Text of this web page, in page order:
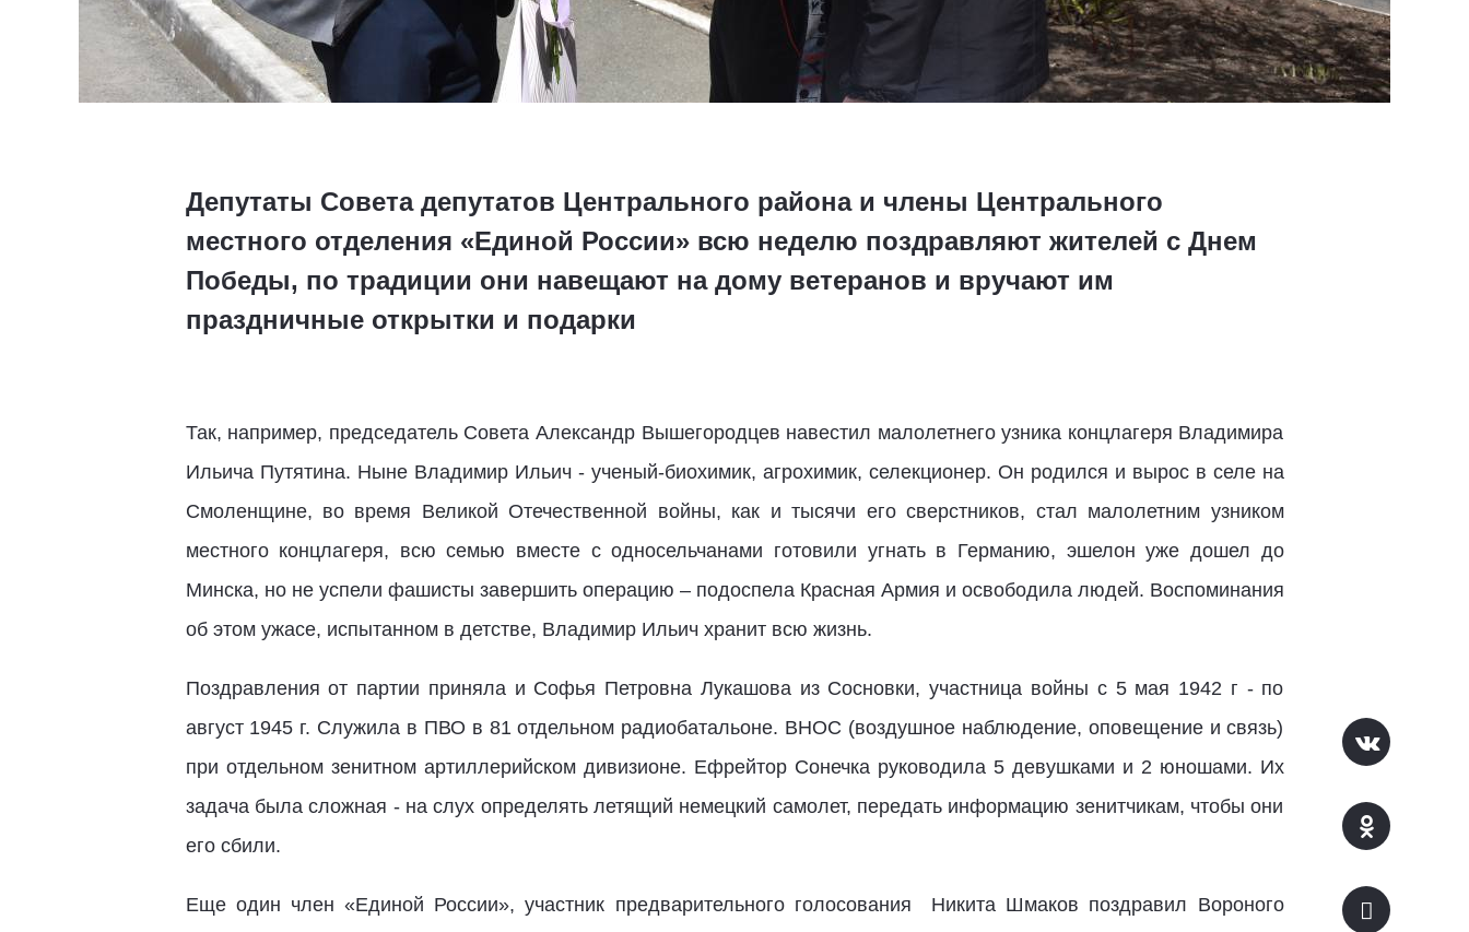
Депутаты Совета депутатов Центрального района и члены Центрального
местного отделения «Единой России» всю неделю поздравляют жителей с Днем
Победы, по традиции они навещают на дому ветеранов и вручают им
праздничные открытки и подарки
Так, например, председатель Совета Александр Вышегородцев навестил малолетнего узника концлагеря Владимира
Ильича Путятина. Ныне Владимир Ильич - ученый-биохимик, агрохимик, селекционер. Он родился и вырос в селе на
Смоленщине, во время Великой Отечественной войны, как и тысячи его сверстников, стал малолетним узником
местного концлагеря, всю семью вместе с односельчанами готовили угнать в Германию, эшелон уже дошел до
Минска, но не успели фашисты завершить операцию – подоспела Красная Армия и освободила людей. Воспоминания
об этом ужасе, испытанном в детстве, Владимир Ильич хранит всю жизнь.
Поздравления от партии приняла и Софья Петровна Лукашова из Сосновки, участница войны c 5 мая 1942 г - по
август 1945 г. Служила в ПВО в 81 отдельном радиобатальоне. ВНОС (воздушное наблюдение, оповещение и связь)
при отдельном зенитном артиллерийском дивизионе. Ефрейтор Сонечка руководила 5 девушками и 2 юношами. Их
задача была сложная - на слух определять летящий немецкий самолет, передать информацию зенитчикам, чтобы они
его сбили.
Еще один член «Единой России», участник предварительного голосования
Никита Шмаков поздравил Вороного